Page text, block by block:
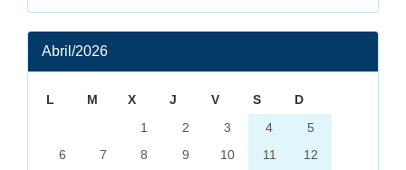
Abril/2026
L M X J V S
D
1
2 3 4
5
6
7 8 9 10 11
12